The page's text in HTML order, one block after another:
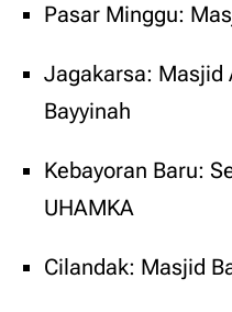
Pasar Minggu:
Jagakarsa: Masjid
Bayyinah
Kebayoran Baru:
UHAMKA
Cilandak: Masjid